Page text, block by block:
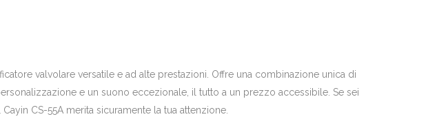
valvolare versatile e ad alte prestazioni. Offre una combinazione unica di
e un suono eccezionale, il tutto a un prezzo accessibile. Se sei
CS-55A merita sicuramente la tua attenzione.